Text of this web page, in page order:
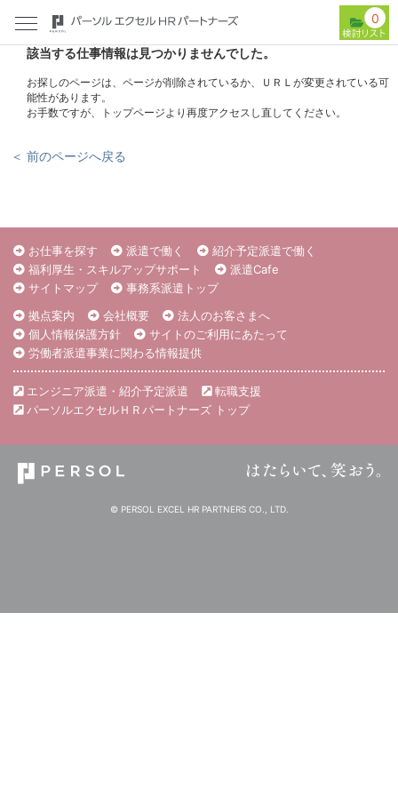
0
該当する仕事情報は見つかりませんでした。
お探しのページは、ページが削除されているか、ＵＲＬが変更されている可
能性があります。
お手数ですが、トップページより再度アクセスし直してください。
＜ 前のページへ戻る
お仕事を探す 派遣で働く
紹介予定派遣で働く
福利厚生・スキルアップサポート
派遣Cafe
サイトマップ
事務系派遣トップ
拠点案内
会社概要
法人のお客さまへ
個人情報保護方針
サイトのご利用にあたって
労働者派遣事業に関わる情報提供
エンジニア派遣・紹介予定派遣
転職支援
パーソルエクセルＨＲパートナーズ トップ
© PERSOL EXCEL HR PARTNERS CO., LTD.